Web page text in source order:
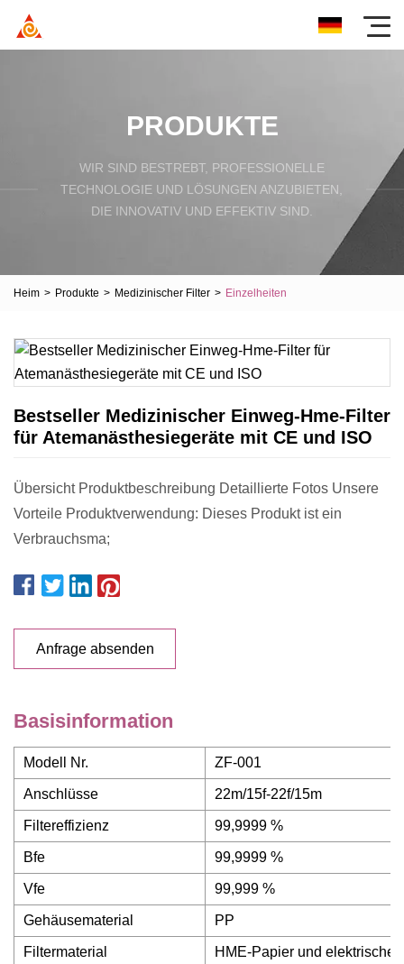
PRODUKTE
WIR SIND BESTREBT, PROFESSIONELLE
TECHNOLOGIE UND LÖSUNGEN ANZUBIETEN,
DIE INNOVATIV UND EFFEKTIV SIND.
Heim > Produkte > Medizinischer Filter > Einzelheiten
Bestseller Medizinischer Einweg-Hme-Filter
für Atemanästhesiegeräte mit CE und ISO
Übersicht Produktbeschreibung Detaillierte Fotos Unsere
Vorteile Produktverwendung: Dieses Produkt ist ein
Verbrauchsma;
Anfrage absenden
Basisinformation
Modell Nr. ZF-001
Anschlüsse 22m/15f-22f/15m
Filtereffizienz 99,9999 %
Bfe 99,9999 %
Vfe 99,999 %
Gehäusematerial PP
Filtermaterial HME-Papier und elektrische